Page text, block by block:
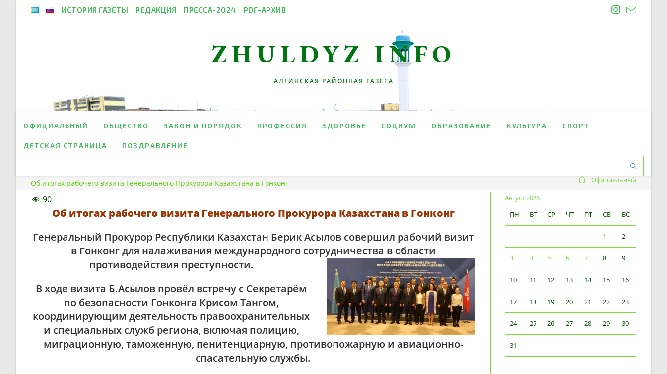
ИСТОРИЯ ГАЗЕТЫ РЕДАКЦИЯ ПРЕССА-2024 PDF-АРХИВ
ZHULDYZ INFO
АЛГИНСКАЯ РАЙОННАЯ ГАЗЕТА
ОФИЦИАЛЬНЫЙ ОБЩЕСТВО ЗАКОН И ПОРЯДОК ПРОФЕССИЯ ЗДОРОВЬЕ СОЦИУМ ОБРАЗОВАНИЕ КУЛЬТУРА СПОРТ
ДЕТСКАЯ СТРАНИЦА ПОЗДРАВЛЕНИЕ
Об итогах рабочего визита Генерального Прокурора Казахстана в Гонконг Официальный
90
Об итогах рабочего визита Генерального Прокурора Казахстана в Гонконг
Генеральный Прокурор Республики Казахстан Берик Асылов совершил рабочий визит
в Гонконг для налаживания международного сотрудничества в области
противодействия преступности.
В ходе визита Б.Асылов провёл встречу с Секретарём
по безопасности Гонконга Крисом Тангом,
координирующим деятельность правоохранительных
и специальных служб региона, включая полицию,
миграционную, таможенную, пенитенциарную, противопожарную и авиационно-
спасательную службы.
Август 2026
ПН
ВТ СР ЧТ ПТ СБ ВС
1 2
3 4 5 6 7 8 9
10 11 12 13 14 15 16
17 18 19 20 21 22 23
24 25 26 27 28 29 30
31